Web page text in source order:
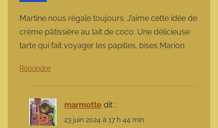
Martine nous régale toujours. J’aime cette idée de
crème pâtissière au lait de coco. Une délicieuse
tarte qui fait voyager les papilles. bises Marion
Répondre
marmotte dit :
23 juin 2024 à 17 h 44 min